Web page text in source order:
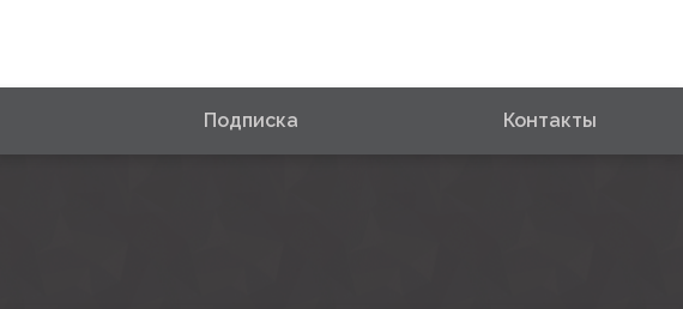
Подписка Контакты